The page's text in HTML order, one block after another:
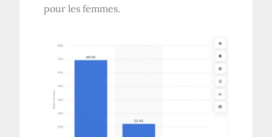
pour les femmes.